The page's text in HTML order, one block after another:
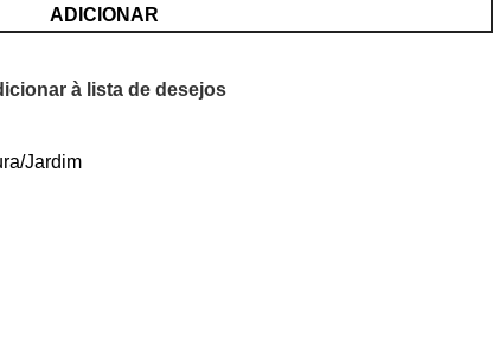
ADICIONAR
à lista de desejos
Jardim